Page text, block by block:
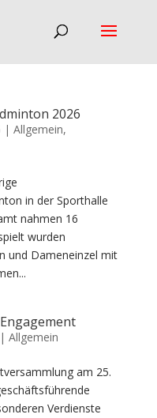
2026
| Allgemein,
in der Sporthalle
nahmen 16
wurden
und Dameneinzel mit
| Allgemein
am 25.
Verdienste